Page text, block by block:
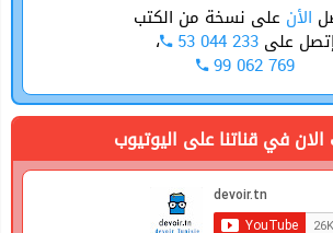
الأن على نسخة من الكتب
على 53 044 233 ،
99 062 769
في قناتنا على اليوتيوب